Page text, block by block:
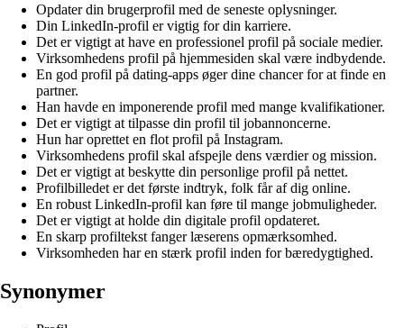
Opdater din brugerprofil med de seneste oplysninger.
Din LinkedIn-profil er vigtig for din karriere.
Det er vigtigt at have en professionel profil på sociale medier.
Virksomhedens profil på hjemmesiden skal være indbydende.
En god profil på dating-apps øger dine chancer for at finde en
partner.
Han havde en imponerende profil med mange kvalifikationer.
Det er vigtigt at tilpasse din profil til jobannoncerne.
Hun har oprettet en flot profil på Instagram.
Virksomhedens profil skal afspejle dens værdier og mission.
Det er vigtigt at beskytte din personlige profil på nettet.
Profilbilledet er det første indtryk, folk får af dig online.
En robust LinkedIn-profil kan føre til mange jobmuligheder.
Det er vigtigt at holde din digitale profil opdateret.
En skarp profiltekst fanger læserens opmærksomhed.
Virksomheden har en stærk profil inden for bæredygtighed.
Synonymer